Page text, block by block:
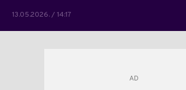
13.05.2026. / 14:17